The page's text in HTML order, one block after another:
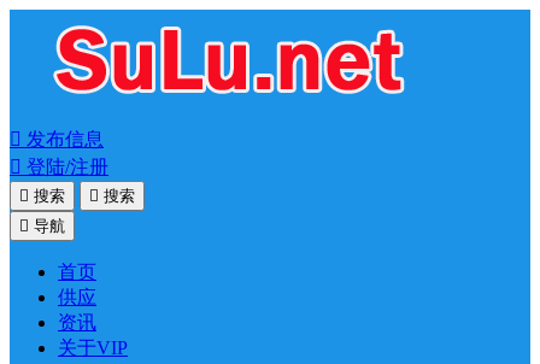
 发布信息
 登陆/注册
 搜索  搜索
 导航
首页
供应
资讯
关于VIP